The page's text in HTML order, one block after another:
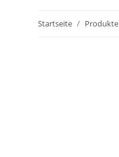
Startseite Produkte